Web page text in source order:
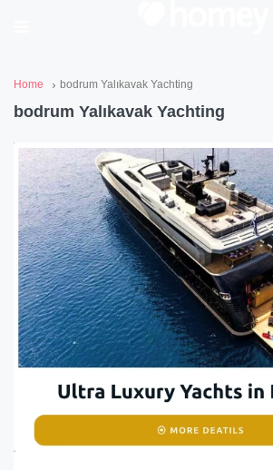
Home bodrum Yalıkavak Yachting
bodrum Yalıkavak Yachting